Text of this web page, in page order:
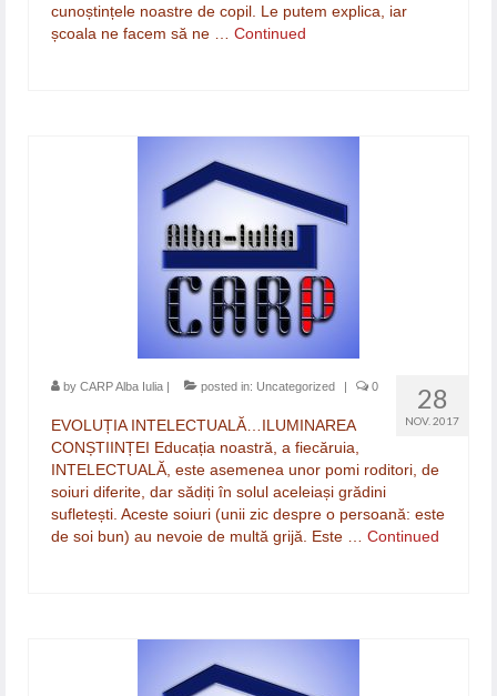
cunoștințele noastre de copil. Le putem explica, iar
școala ne facem să ne … Continued
28
NOV. 2017
by CARP Alba Iulia posted in: Uncategorized 0
EVOLUȚIA INTELECTUALĂ…ILUMINAREA
CONȘTIINȚEI Educația noastră, a fiecăruia,
INTELECTUALĂ, este asemenea unor pomi roditori, de
soiuri diferite, dar sădiți în solul aceleiași grădini
sufletești. Aceste soiuri (unii zic despre o persoană: este
de soi bun) au nevoie de multă grijă. Este … Continued